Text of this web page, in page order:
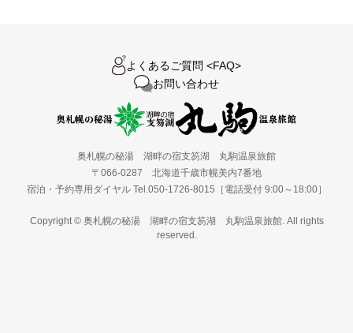
よくあるご質問 <FAQ>
お問い合わせ
奥札幌の秘湯 湖畔の宿支笏湖 丸駒温泉旅館
〒066-0287 北海道千歳市幌美内7番地
宿泊・予約専用ダイヤル Tel.050-1726-8015［電話受付 9:00～18:00］
Copyright © 奥札幌の秘湯 湖畔の宿支笏湖 丸駒温泉旅館. All rights
reserved.